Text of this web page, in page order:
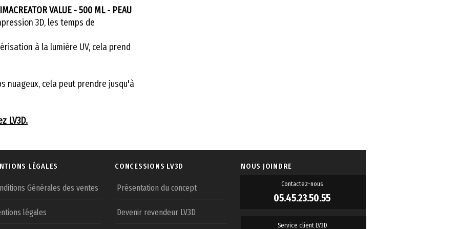
VALUE - 500 ML - PEAU
3D, les temps de
à la lumière UV, cela prend
nuageux, cela peut prendre jusqu'à
LV3D.
LÉGALES
Générales des ventes
légales
CONCESSIONS LV3D
Présentation du concept
Devenir revendeur LV3D
NOUS JOINDRE
Contactez-nous
05.45.23.50.55
Service client LV3D